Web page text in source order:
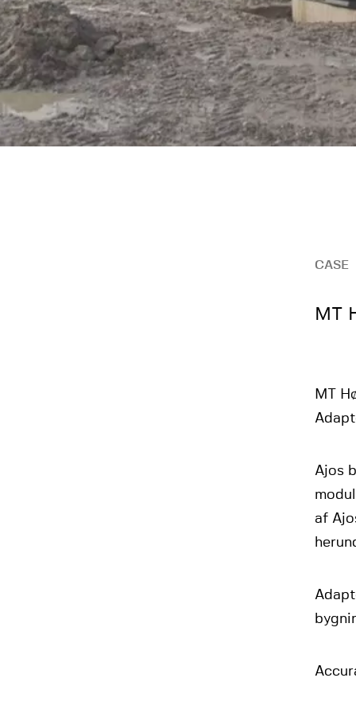
CASE
MT
MT
Ajos
af